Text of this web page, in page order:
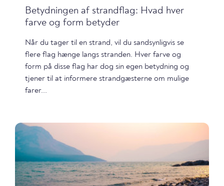
Betydningen af strandflag: Hvad hver
farve og form betyder
Når du tager til en strand, vil du sandsynligvis se
flere flag hænge langs stranden. Hver farve og
form på disse flag har dog sin egen betydning og
tjener til at informere strandgæsterne om mulige
farer...